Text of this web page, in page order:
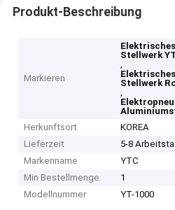
Produkt-Beschreibung
Markieren
Stellwerk
,
Stellwerk
,
Herkunftsort
KOREA
Lieferzeit
5-8
Markenname
YTC
Min Bestellmenge
1
Modellnummer
YT-1000